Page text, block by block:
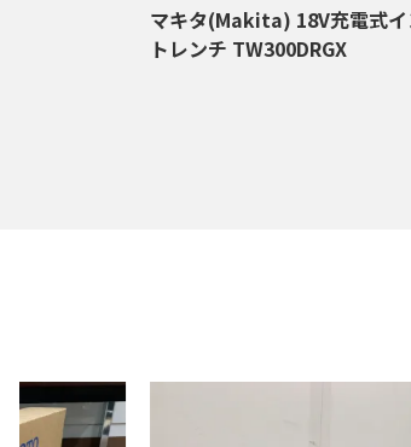
マキタ(Makita) 18V充電式イ
トレンチ TW300DRGX